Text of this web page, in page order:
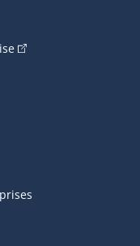
(Cet hyperlien
externe s'ouvrira
externe
s'ouvrira dans une
externe s'ouvrira